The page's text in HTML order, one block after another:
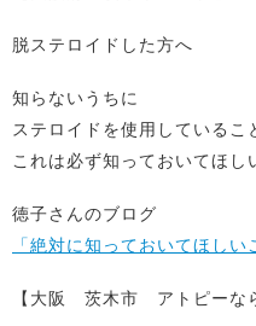
脱ステロイドした方へ
知らないうちに
ステロイドを使用しているこ
これは必ず知っておいてほし
徳子さんのブログ
「絶対に知っておいてほし
【大阪 茨木市 アトピー